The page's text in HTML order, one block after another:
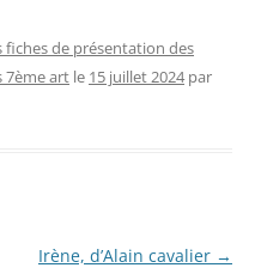
fiches de présentation des
7ème art le 15 juillet 2024 par
Irène, d’Alain cavalier →